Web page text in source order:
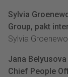
Sylvia
Group, pakt
Sylvia
Jana
Chief People